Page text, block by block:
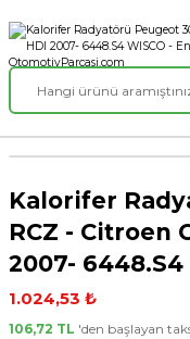
Kalorifer
RCZ - Citroen
2007- 6448.S4
1.024,53 ₺
106,72 TL 'den başlayan